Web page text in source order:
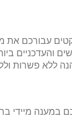
עבורכם את
והעדכניים
ללא פשרות
במענה מיידי